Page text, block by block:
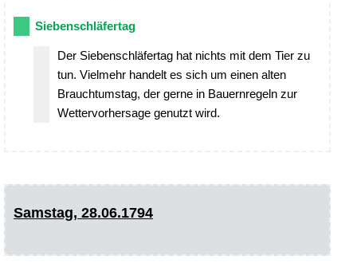
Siebenschläfertag
Der Siebenschläfertag hat nichts mit dem Tier zu
tun. Vielmehr handelt es sich um einen alten
Brauchtumstag, der gerne in Bauernregeln zur
Wettervorhersage genutzt wird.
Samstag, 28.06.1794